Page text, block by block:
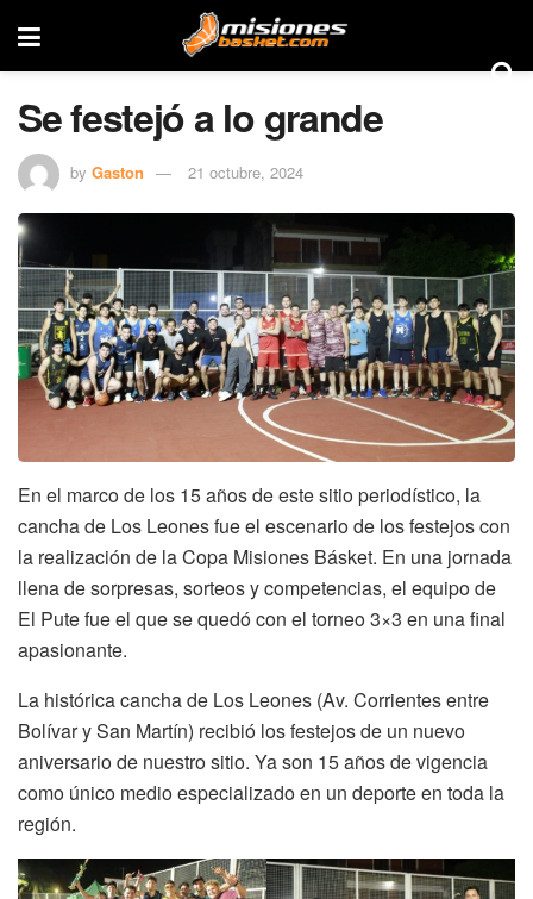
Se festejó a lo grande
by Gaston 21 octubre, 2024
En el marco de los 15 años de este sitio periodístico, la
cancha de Los Leones fue el escenario de los festejos con
la realización de la Copa Misiones Básket. En una jornada
llena de sorpresas, sorteos y competencias, el equipo de
El Pute fue el que se quedó con el torneo 3×3 en una final
apasionante.
La histórica cancha de Los Leones (Av. Corrientes entre
Bolívar y San Martín) recibió los festejos de un nuevo
aniversario de nuestro sitio. Ya son 15 años de vigencia
como único medio especializado en un deporte en toda la
región.